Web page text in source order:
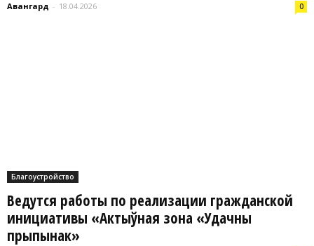
Авангард - 18.04.2026 0
Благоустройство
Ведутся работы по реализации гражданской
инициативы «Актыўная зона «Удачны
прыпынак»